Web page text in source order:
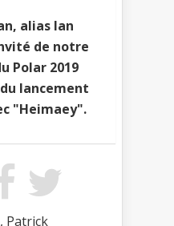
alias Ian
de notre
Polar 2019
lancement
"Heimaey".
Patrick